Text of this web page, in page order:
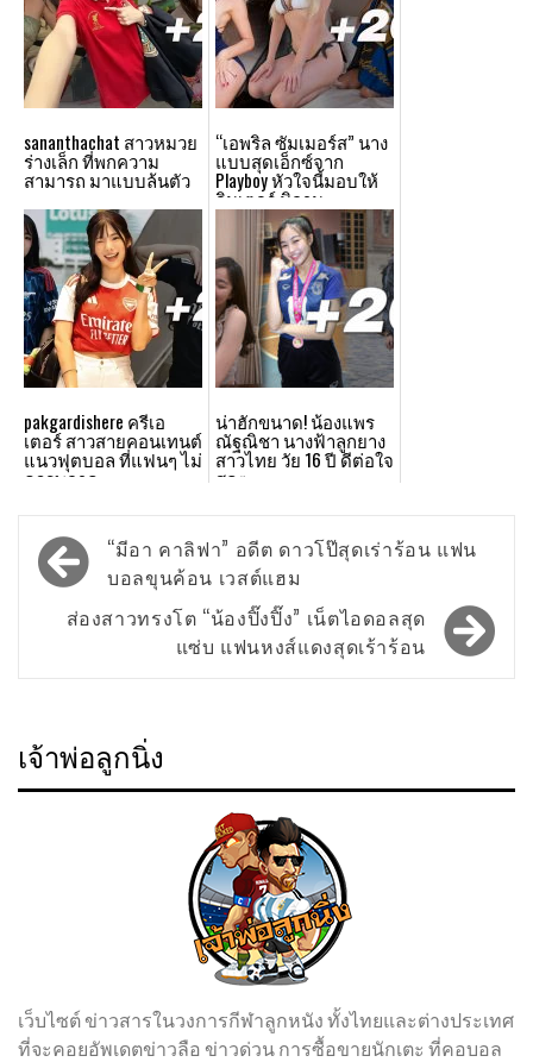
sananthachat สาวหมวย
ร่างเล็ก ที่พกความ
สามารถ มาแบบล้นตัว
“เอพริล ซัมเมอร์ส” นาง
แบบสุดเอ็กซ์จาก
Playboy หัวใจนี้มอบให้
อินเตอร์ มิลาน
pakgardishere ครีเอ
เตอร์ สาวสายคอนเทนต์
แนวฟุตบอล ที่แฟนๆ ไม่
ควรพลาด
น่าฮักขนาด! น้องแพร
ณัฐณิชา นางฟ้าลูกยาง
สาวไทย วัย 16 ปี ดีต่อใจ
สุดๆ
Post
navigation
“มีอา คาลิฟา” อดีต ดาวโป๊สุดเร่าร้อน แฟน
บอลขุนค้อน เวสต์แฮม
ส่องสาวทรงโต “น้องปิ๊งปิ๊ง” เน็ตไอดอลสุด
แซ่บ แฟนหงส์แดงสุดเร้าร้อน
เจ้าพ่อลูกนิ่ง
เว็บไซต์ ข่าวสารในวงการกีฬาลูกหนัง ทั้งไทยและต่างประเทศ
ที่จะคอยอัพเดตข่าวลือ ข่าวด่วน การซื้อขายนักเตะ ที่คอบอล